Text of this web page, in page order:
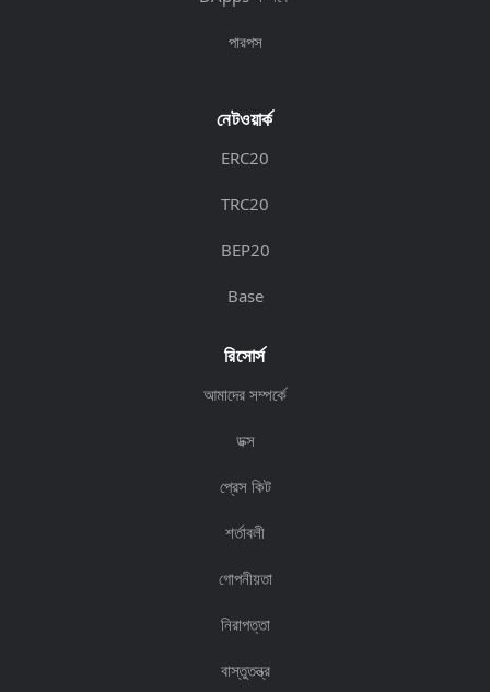
পারপস
নেটওয়ার্ক
ERC20
TRC20
BEP20
Base
রিসোর্স
আমাদের সম্পর্কে
ডক্স
প্রেস কিট
শর্তাবলী
গোপনীয়তা
নিরাপত্তা
বাস্তুতন্ত্র